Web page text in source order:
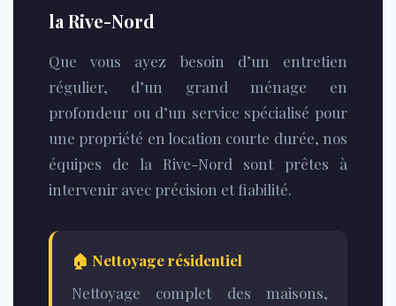
la Rive-Nord
Que vous ayez besoin d’un entretien
régulier, d’un grand ménage en
profondeur ou d’un service spécialisé pour
une propriété en location courte durée, nos
équipes de la Rive-Nord sont prêtes à
intervenir avec précision et fiabilité.
🏠 Nettoyage résidentiel
Nettoyage complet des maisons,